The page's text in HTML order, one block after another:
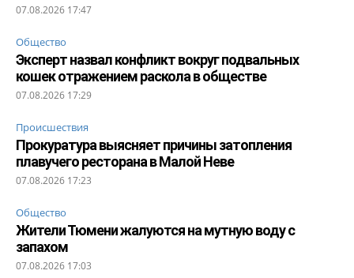
07.08.2026 17:47
Общество
Эксперт назвал конфликт вокруг подвальных
кошек отражением раскола в обществе
07.08.2026 17:29
Происшествия
Прокуратура выясняет причины затопления
плавучего ресторана в Малой Неве
07.08.2026 17:23
Общество
Жители Тюмени жалуются на мутную воду с
запахом
07.08.2026 17:03